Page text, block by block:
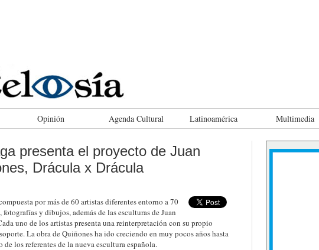
Opinión Agenda Cultural Latinoamérica Multimedia
presenta el proyecto de Juan
Drácula x Drácula
por más de 60 artistas diferentes entorno a 70
fotografías y dibujos, además de las esculturas de Juan
uno de los artistas presenta una reinterpretación con su propio
La obra de Quiñones ha ido creciendo en muy pocos años hasta
de los referentes de la nueva escultura española.